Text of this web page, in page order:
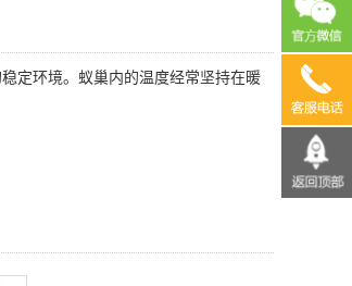
定环境。蚁巢内的温度经常坚持在暖